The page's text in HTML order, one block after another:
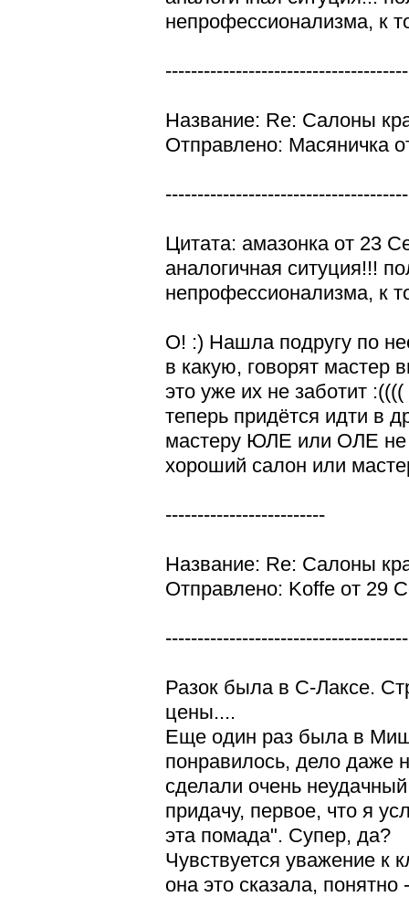
непрофессионализма, к
Название: Re: Салоны
Отправлено: Масяничка
Цитата: амазонка от 23
аналогичная ситуция!!!
непрофессионализма, к
О! :) Нашла подругу по
в какую, говорят мастер
это уже их не заботит
теперь придётся идти в
мастеру ЮЛЕ или ОЛЕ не
хороший салон или
-------------------------
Название: Re: Салоны
Отправлено: Koffe от 29
Разок была в С-Лаксе.
цены....
Еще один раз была в
понравилось, дело даже
сделали очень
придачу, первое, что я
эта помада". Супер, да?
Чувствуется уважение к
она это сказала,